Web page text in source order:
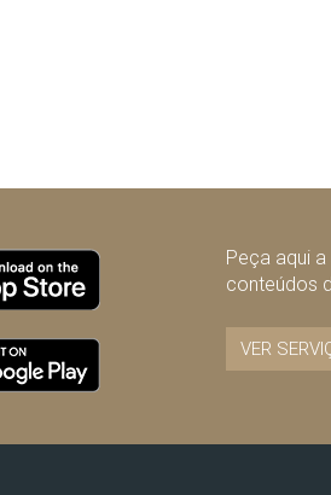
Peça aqui
conteúdos
VER